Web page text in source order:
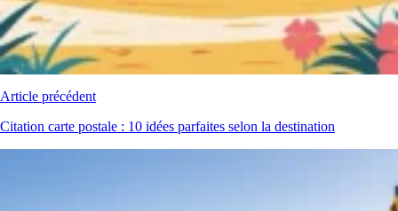
Article précédent
Citation carte postale : 10 idées parfaites selon la destination